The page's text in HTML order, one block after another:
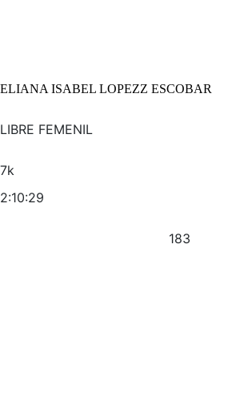
ELIANA ISABEL LOPEZZ ESCOBAR
LIBRE FEMENIL
7k
2:10:29
183